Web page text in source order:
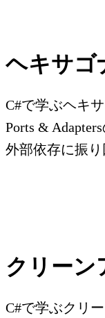
ヘキサゴ
C#で学ぶヘキ
Ports &
外部依存に振り
クリーン
C#で学ぶクリ